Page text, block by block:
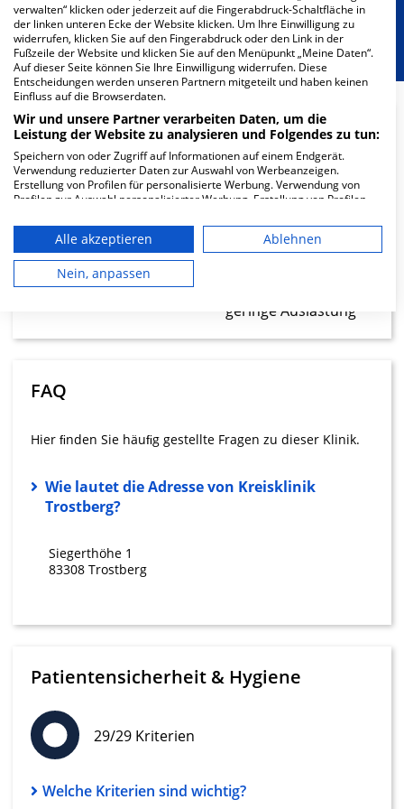
Berücksichtigung von besonderem
Ernährungsbedarf
5
Ärzte
geringe Auslastung
8.61
Pfleger
geringe Auslastung
FAQ
Hier ﬁnden Sie häuﬁg gestellte Fragen zu dieser Klinik.
Wie lautet die Adresse von Kreisklinik
Trostberg?
Siegerthöhe 1
83308 Trostberg
Patientensicherheit & Hygiene
29/29 Kriterien
Welche Kriterien sind wichtig?
verwalten“ klicken oder jederzeit auf die Fingerabdruck-Schaltfläche in
der linken unteren Ecke der Website klicken. Um Ihre Einwilligung zu
widerrufen, klicken Sie auf den Fingerabdruck oder den Link in der
Fußzeile der Website und klicken Sie auf den Menüpunkt „Meine Daten“.
Auf dieser Seite können Sie Ihre Einwilligung widerrufen. Diese
Entscheidungen werden unseren Partnern mitgeteilt und haben keinen
Einfluss auf die Browserdaten.
Wir und unsere Partner verarbeiten Daten, um die
Leistung der Website zu analysieren und Folgendes zu tun:
Speichern von oder Zugriff auf Informationen auf einem Endgerät.
Verwendung reduzierter Daten zur Auswahl von Werbeanzeigen.
Erstellung von Profilen für personalisierte Werbung. Verwendung von
Profilen zur Auswahl personalisierter Werbung. Erstellung von Profilen
personalisierter Inhalte. Messung der Werbeleistung. Messung der
Performance von Inhalten. Analyse von Zielgruppen durch Statistiken
oder Kombinationen von Daten aus verschiedenen Quellen. Entwicklung
und Verbesserung der Angebote. Verwendung reduzierter Daten zur
Auswahl von Inhalten.
Ihre Einwilligung und die cookie Richtlinie gelten ausschließlich für diese
Wir nutzen Ihre Daten für folgende Zwecke:
Speichern von oder Zugriff auf
Verwendung reduzierter Daten zur Auswahl
von Werbeanzeigen
Erstellung von Profilen für personalisierte
Werbung
von Inhalten
Verwendung von Profilen zur Auswahl
personalisierter Inhalte
Messung der Werbeleistung
Messung der Performance von Inhalten
Alle akzeptieren
Ablehnen
Nein, anpassen